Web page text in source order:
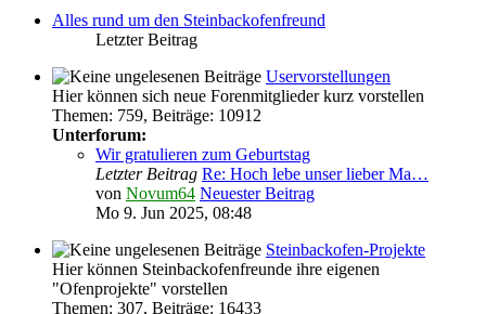
Alles rund um den Steinbackofenfreund
Letzter Beitrag
Uservorstellungen
Hier können sich neue Forenmitglieder kurz vorstellen
Themen: 759, Beiträge: 10912
Unterforum:
Wir gratulieren zum Geburtstag
Letzter Beitrag Re: Hoch lebe unser lieber Ma…
von Novum64 Neuester Beitrag
Mo 9. Jun 2025, 08:48
Steinbackofen-Projekte
Hier können Steinbackofenfreunde ihre eigenen
"Ofenprojekte" vorstellen
Themen: 307, Beiträge: 16433